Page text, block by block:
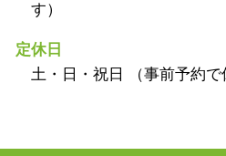
す）
定休日
土・日・祝日 （事前予約で